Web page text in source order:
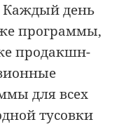
Каждый день
программы,
продакшн-
для всех
тусовки